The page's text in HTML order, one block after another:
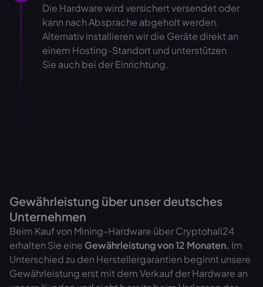
Die Hardware wird versichert versendet oder
kann nach Absprache abgeholt werden.
Alternativ installieren wir die Geräte direkt an
einem Hosting-Standort und unterstützen
Sie auch bei der Einrichtung.
Gewährleistung über unser deutsches
Unternehmen
Beim Kauf von Mining-Hardware über Cryptohall24
erhalten Sie eine Gewährleistung von12 Monaten. Im
Unterschied zu den Herstellergarantien beginnt unsere
Gewährleistung erst mit dem Verkauf der Hardware an